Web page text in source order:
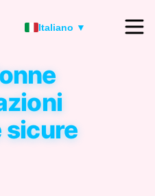
Italiano ▼
sicure